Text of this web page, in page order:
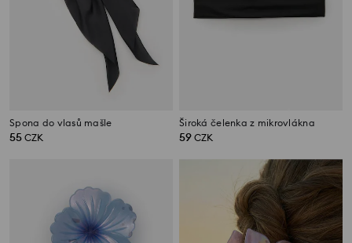
Spona do vlasů mašle
55 CZK
Široká čelenka z mikrovlákna
59 CZK